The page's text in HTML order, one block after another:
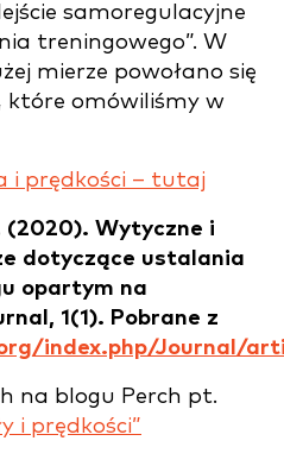
samoregulacyjne
treningowego”. W
mierze powołano się
które omówiliśmy w
i prędkości – tutaj
(2020). Wytyczne i
dotyczące ustalania
opartym na
1(1). Pobrane z
index.php/Journal/
na blogu Perch pt.
i prędkości”